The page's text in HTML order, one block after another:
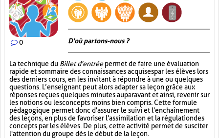
0 D'où partons-nous ?
La technique du Billet d'entréepermet de faire une évaluation
rapide et sommaire des connaissances acquises par les élèves lors
des derniers cours, en les invitant à répondre à une ou quelques
questions. L’enseignant peut alors adapter sa leçon grâce aux
réponses reçues quelques minutes auparavant et ainsi, revenir sur
les notions ou les concepts moins bien compris. Cette formule
pédagogique permet donc d'assurer le suivi et l'enchaînement
des leçons, en plus de favoriser l'assimilation et la régulation des
concepts par les élèves. De plus, cette activité permet de susciter
l'attention du groupe dès le début de la leçon.